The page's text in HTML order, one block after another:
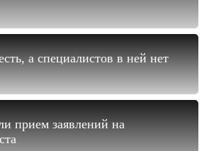
а специалистов в ней нет
прием заявлений на